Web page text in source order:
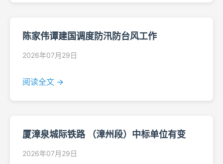
陈家伟谭建国调度防汛防台风工作
2026年07月29日
阅读全文 →
厦漳泉城际铁路 （漳州段）中标单位有变
2026年07月29日